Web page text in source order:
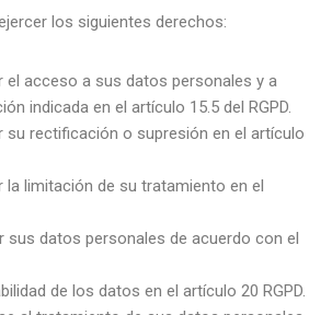
los siguientes derechos:
el acceso a sus datos personales y a
indicada en el artículo 15.5 del RGPD.
su rectificación o supresión en el artículo
la limitación de su tratamiento en el
sus datos personales de acuerdo con el
de los datos en el artículo 20 RGPD.